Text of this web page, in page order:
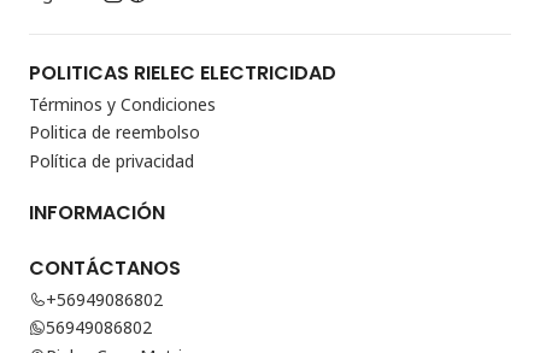
POLITICAS RIELEC ELECTRICIDAD
Términos y Condiciones
Politica de reembolso
Política de privacidad
INFORMACIÓN
CONTÁCTANOS
+56949086802
56949086802